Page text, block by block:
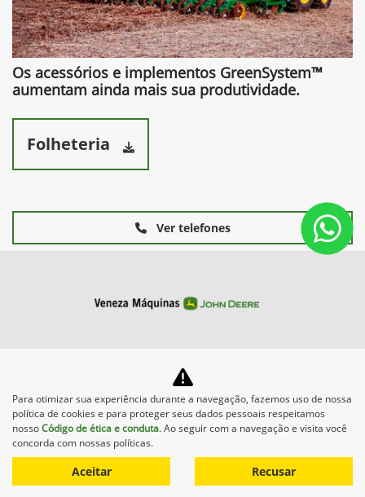
Os acessórios e implementos GreenSystem™
aumentam ainda mais sua produtividade.​
Folheteria
Ver telefones
Mapa do site
Para otimizar sua experiência durante a navegação, fazemos uso de nossa
política de cookies e para proteger seus dados pessoais respeitamos
nossoCódigo de ética e conduta. Ao seguir com a navegação e visita você
concorda com nossas políticas.
Aceitar Recusar